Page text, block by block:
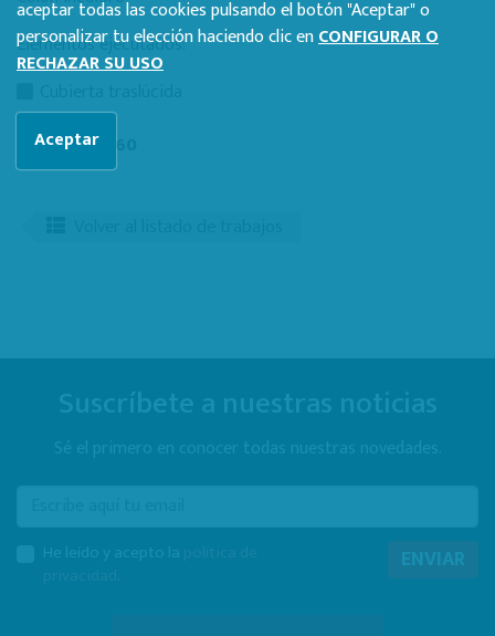
Elementos ejecutados:
VER VISTA 360º
ENVIAR
aceptar todas las cookies pulsando el botón "Aceptar" o
personalizar tu elección haciendo clic enCONFIGURAR O
RECHAZAR SU USO
Aceptar